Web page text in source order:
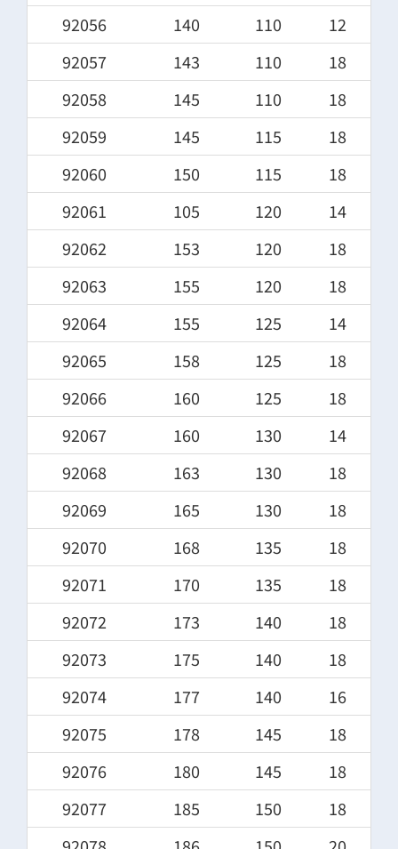
92056
140 110
12
92057
143 110
18
92058
145 110
18
92059
145 115
18
92060
150 115
18
92061
105 120
14
92062
153 120
18
92063
155 120
18
92064
155 125
14
92065
158 125
18
92066
160 125
18
92067
160 130
14
92068
163 130
18
92069
165 130
18
92070
168 135
18
92071
170 135
18
92072
173 140
18
92073
175 140
18
92074
177 140
16
92075
178 145
18
92076
180 145
18
92077
185 150
18